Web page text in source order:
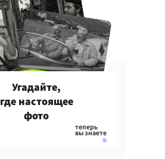
Угадайте,
где настоящее
фото